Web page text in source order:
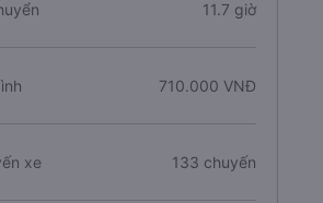
11.7 giờ
710.000 VNĐ
xe 133 chuyến